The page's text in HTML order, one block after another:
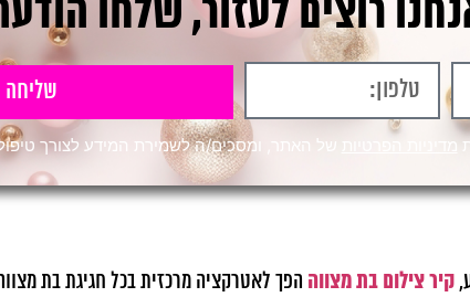
רוצים לעזור, שלחו
שליחה
מדיניות הפרטיות של האתר, ומסכים/ה לשמירת המידע לצורך
קיר צילום בת מצווה הפך לאטרקציה מרכזית בכל חגיגת בת